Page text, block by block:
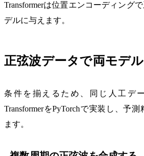
Transformerは位置エンコーディング
デルに与えます。
正弦波データで両モデ
条件を揃えるため、同じ人工デ
TransformerをPyTorchで実装し、予
ます。